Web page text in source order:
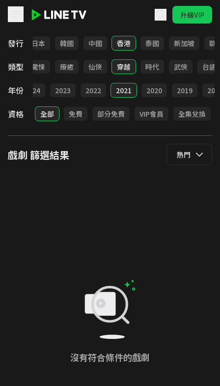
升級VIP
發行
台灣 日本 韓國 中國 香港 泰國 新加坡 歐
類型
奇幻 驚悚 療癒 仙俠 穿越 時代 武俠 台語
年份 2024 2023 2022 2021 2020 2019
資格 全部 免費 部分免費 VIP會員 全集兌換
戲劇 篩選結果 熱門
沒有符合條件的戲劇